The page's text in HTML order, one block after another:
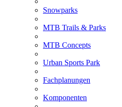
Snowparks
MTB Trails & Parks
MTB Concepts
Urban Sports Park
Fachplanungen
Komponenten